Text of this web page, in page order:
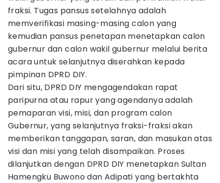
fraksi. Tugas pansus setelahnya adalah
memverifikasi masing-masing calon yang
kemudian pansus penetapan menetapkan calon
gubernur dan calon wakil gubernur melalui berita
acara untuk selanjutnya diserahkan kepada
pimpinan DPRD DIY.
Dari situ, DPRD DIY mengagendakan rapat
paripurna atau rapur yang agendanya adalah
pemaparan visi, misi, dan program calon
Gubernur, yang selanjutnya fraksi-fraksi akan
memberikan tanggapan, saran, dan masukan atas
visi dan misi yang telah disampaikan. Proses
dilanjutkan dengan DPRD DIY menetapkan Sultan
Hamengku Buwono dan Adipati yang bertakhta